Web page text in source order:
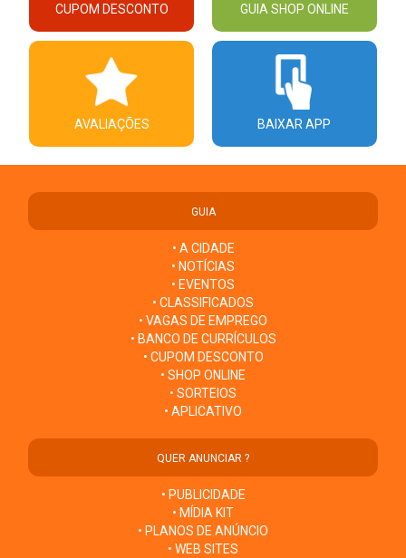
CUPOM DESCONTO GUIA SHOP ONLINE
AVALIAÇÕES BAIXAR APP
GUIA
• A CIDADE
• NOTÍCIAS
• EVENTOS
• CLASSIFICADOS
• VAGAS DE EMPREGO
• BANCO DE CURRÍCULOS
• CUPOM DESCONTO
• SHOP ONLINE
• SORTEIOS
• APLICATIVO
QUER ANUNCIAR ?
• PUBLICIDADE
• MÍDIA KIT
• PLANOS DE ANÚNCIO
• WEB SITES